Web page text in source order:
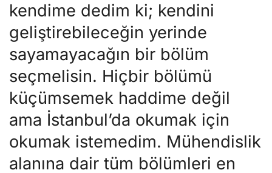
kendime dedim ki; kendini
geliştirebileceğin yerinde
sayamayacağın bir bölüm
seçmelisin. Hiçbir bölümü
küçümsemek haddime değil
ama İstanbul’da okumak için
okumak istemedim. Mühendislik
alanına dair tüm bölümleri en